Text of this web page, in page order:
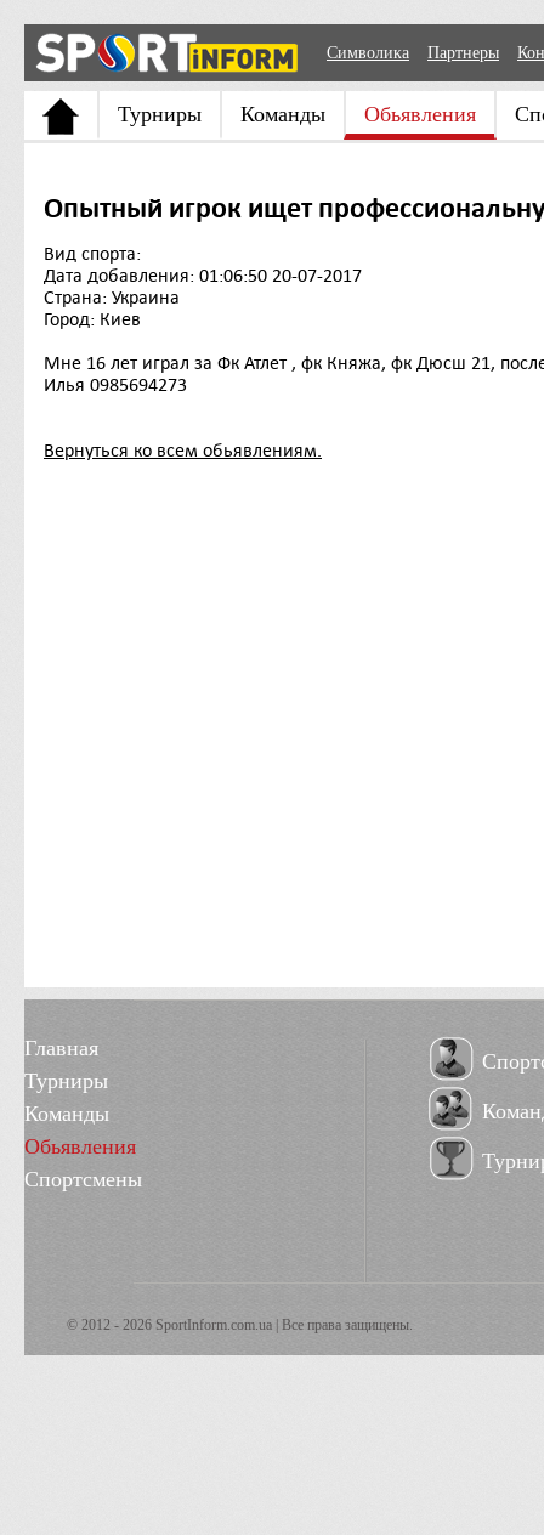
Символика Партнеры
Турниры Команды Обьявления
Опытный игрок ищет
Вид спорта:
Дата добавления: 01:06:50 20-07-2017
Страна: Украина
Город: Киев
Мне 16 лет играл за Фк Атлет , фк Княжа, фк Дюсш 21,
Илья 0985694273
Вернуться ко всем обьявлениям.
Главная
Турниры
Команды
Обьявления
Спортсмены
© 2012 - 2026 SportInform.com.ua | Все права защищены.